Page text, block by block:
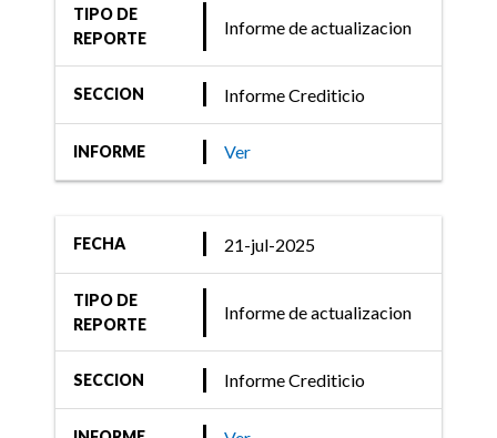
TIPO DE
REPORTE
Informe de actualizacion
SECCION Informe Crediticio
INFORME Ver
FECHA 21-jul-2025
TIPO DE
REPORTE
Informe de actualizacion
SECCION Informe Crediticio